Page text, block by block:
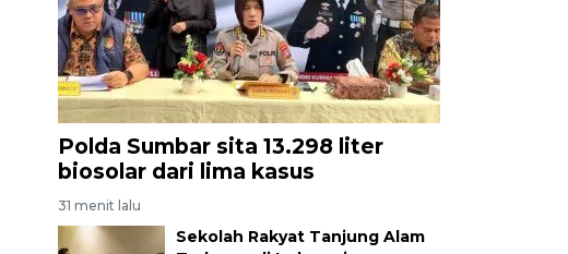
Polda Sumbar sita 13.298 liter
biosolar dari lima kasus
31 menit lalu
Sekolah Rakyat Tanjung Alam